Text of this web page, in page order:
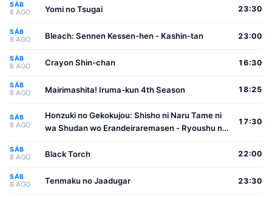
SÁB
8 AGO Yomi no Tsugai 23:30
SÁB
8 AGO Bleach: Sennen Kessen-hen - Kashin-tan 23:00
SÁB
8 AGO Crayon Shin-chan 16:30
SÁB
8 AGO Mairimashita! Iruma-kun 4th Season 18:25
SÁB
8 AGO
Honzuki no Gekokujou: Shisho ni Naru Tame ni
wa Shudan wo Erandeiraremasen - Ryoushu no
17:30
SÁB
8 AGO Black Torch 22:00
SÁB
8 AGO Tenmaku no Jaadugar 23:30